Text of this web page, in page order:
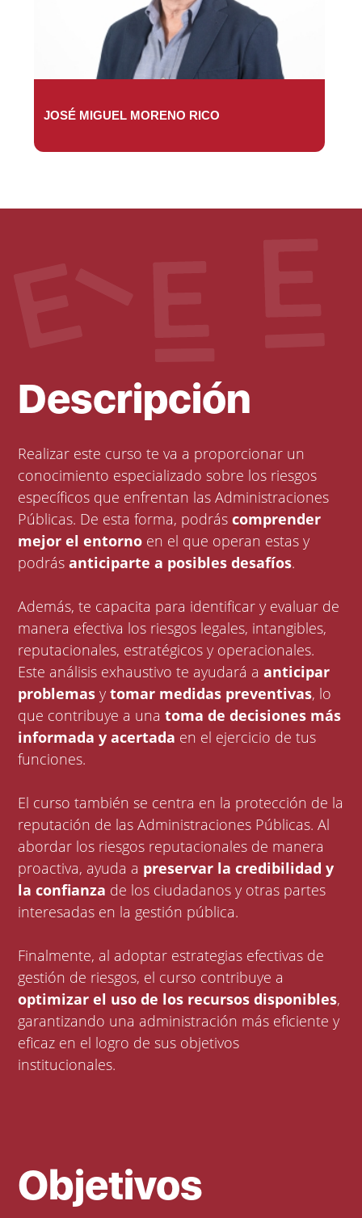
JOSÉ MIGUEL MORENO RICO
Descripción
Realizar este curso te va a proporcionar un
conocimiento especializado sobre los riesgos
específicos que enfrentan las Administraciones
Públicas. De esta forma, podráscomprender
mejor el entorno en el que operan estas y
podrásanticiparte a posibles desafíos.
Además, te capacita para identificar y evaluar de
manera efectiva los riesgos legales, intangibles,
reputacionales, estratégicos y operacionales.
Este análisis exhaustivo te ayudará aanticipar
problemas ytomar medidas preventivas, lo
que contribuye a unatoma de decisiones más
informada y acertada en el ejercicio de tus
funciones.
El curso también se centra en la protección de la
reputación de las Administraciones Públicas. Al
abordar los riesgos reputacionales de manera
proactiva, ayuda a preservar la credibilidad y
la confianza de los ciudadanos y otras partes
interesadas en la gestión pública.
Finalmente, al adoptar estrategias efectivas de
gestión de riesgos, el curso contribuye a
optimizar el uso de los recursos disponibles,
garantizando una administración más eficiente y
eficaz en el logro de sus objetivos
institucionales.
Objetivos